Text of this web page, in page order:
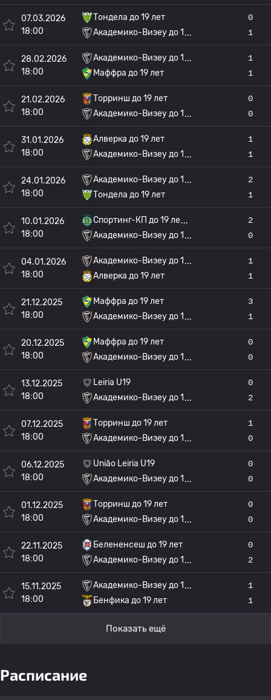
07.03.2026
18:00
Тондела до 19 лет
Академико-Визеу до 1
0
1
28.02.2026
18:00
Академико-Визеу до 1
Маффра до 19 лет
1
1
21.02.2026
18:00
Торринш до 19 лет
Академико-Визеу до 1
0
0
31.01.2026
18:00
Алверка до 19 лет
Академико-Визеу до 1
1
1
24.01.2026
18:00
Академико-Визеу до 1
Тондела до 19 лет
2
1
10.01.2026
18:00
Спортинг-КП до 19 ле
Академико-Визеу до 1
2
0
04.01.2026
18:00
Академико-Визеу до 1
Алверка до 19 лет
1
1
21.12.2025
18:00
Маффра до 19 лет
Академико-Визеу до 1
3
1
20.12.2025
18:00
Маффра до 19 лет
Академико-Визеу до 1
0
0
13.12.2025
18:00
Leiria U19
Академико-Визеу до 1
0
2
07.12.2025
18:00
Торринш до 19 лет
Академико-Визеу до 1
1
0
06.12.2025
18:00
União Leiria U19
Академико-Визеу до 1
0
0
01.12.2025
18:00
Торринш до 19 лет
Академико-Визеу до 1
0
0
22.11.2025
18:00
Белененсеш до 19 лет
Академико-Визеу до 1
0
2
15.11.2025
18:00
Академико-Визеу до 1
Бенфика до 19 лет
1
1
Показать ещё
Расписание